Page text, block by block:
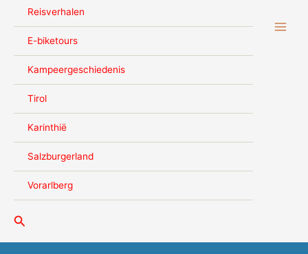
Reisverhalen
E-biketours
Kampeergeschiedenis
Tirol
Karinthië
Salzburgerland
Vorarlberg
Zoeken